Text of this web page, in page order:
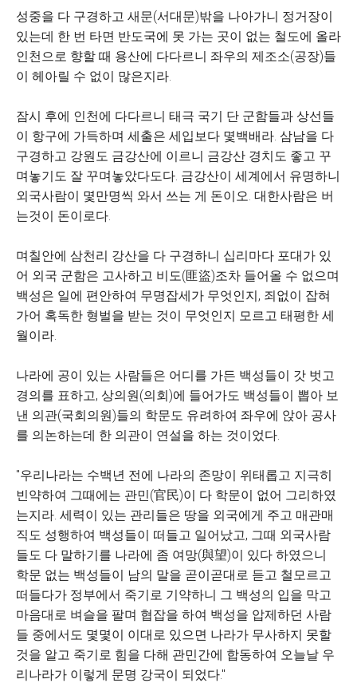
성중을 다 구경하고 새문(서대문)밖을 나아가니 정거장이
있는데 한 번 타면 반도국에 못 가는 곳이 없는 철도에 올라
인천으로 향할 때 용산에 다다르니 좌우의 제조소(공장)들
이 헤아릴 수 없이 많은지라.
잠시 후에 인천에 다다르니 태극 국기 단 군함들과 상선들
이 항구에 가득하며 세출은 세입보다 몇백배라. 삼남을 다
구경하고 강원도 금강산에 이르니 금강산 경치도 좋고 꾸
며놓기도 잘 꾸며놓았다도다. 금강산이 세계에서 유명하니
외국사람이 몇만명씩 와서 쓰는 게 돈이오. 대한사람은 버
는것이 돈이로다.
며칠안에 삼천리 강산을 다 구경하니 십리마다 포대가 있
어 외국 군함은 고사하고 비도(匪盜)조차 들어올 수 없으며
백성은 일에 편안하여 무명잡세가 무엇인지, 죄없이 잡혀
가어 혹독한 형벌을 받는 것이 무엇인지 모르고 태평한 세
월이라.
나라에 공이 있는 사람들은 어디를 가든 백성들이 갓 벗고
경의를 표하고, 상의원(의회)에 들어가도 백성들이 뽑아 보
낸 의관(국회의원)들의 학문도 유려하여 좌우에 앉아 공사
를 의논하는데 한 의관이 연설을 하는 것이었다.
"우리나라는 수백년 전에 나라의 존망이 위태롭고 지극히
빈약하여 그때에는 관민(官民)이 다 학문이 없어 그리하였
는지라. 세력이 있는 관리들은 땅을 외국에게 주고 매관매
직도 성행하여 백성들이 떠들고 일어났고, 그때 외국사람
들도 다 말하기를 나라에 좀 여망(與望)이 있다 하였으니
학문 없는 백성들이 남의 말을 곧이곧대로 듣고 철모르고
떠들다가 정부에서 죽기로 기약하니 그 백성의 입을 막고
마음대로 벼슬을 팔며 협잡을 하여 백성을 압제하던 사람
들 중에서도 몇몇이 이대로 있으면 나라가 무사하지 못할
것을 알고 죽기로 힘을 다해 관민간에 합동하여 오늘날 우
리나라가 이렇게 문명 강국이 되었다."